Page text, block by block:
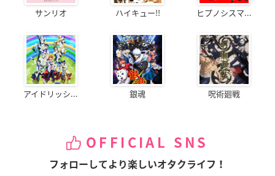
サンリオ ハイキュー!! ヒプノシスマ...
アイドリッシ... 銀魂 呪術廻戦
OFFICIAL SNS
フォローしてより楽しいオタクライフ！